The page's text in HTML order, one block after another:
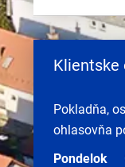
Klientske
Pokladňa,
ohlasovňa
Pondelok